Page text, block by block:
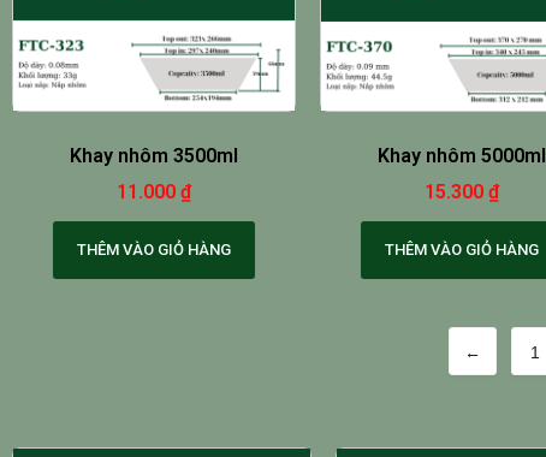
Khay nhôm 3500ml
11.000 ₫
THÊM VÀO GIỎ HÀNG
Khay nhôm 5000ml
15.300 ₫
THÊM VÀO GIỎ HÀNG
← 1